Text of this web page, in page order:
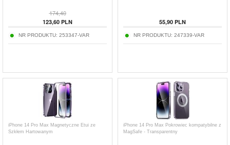
174,40
123,60 PLN
NR PRODUKTU: 253347-VAR
55,90 PLN
NR PRODUKTU: 247339-VAR
iPhone 14 Pro Max Magnetyczne Etui ze
Szkłem Hartowanym
iPhone 14 Pro Max Pokrowiec kompatybilne z
MagSafe - Transparentny